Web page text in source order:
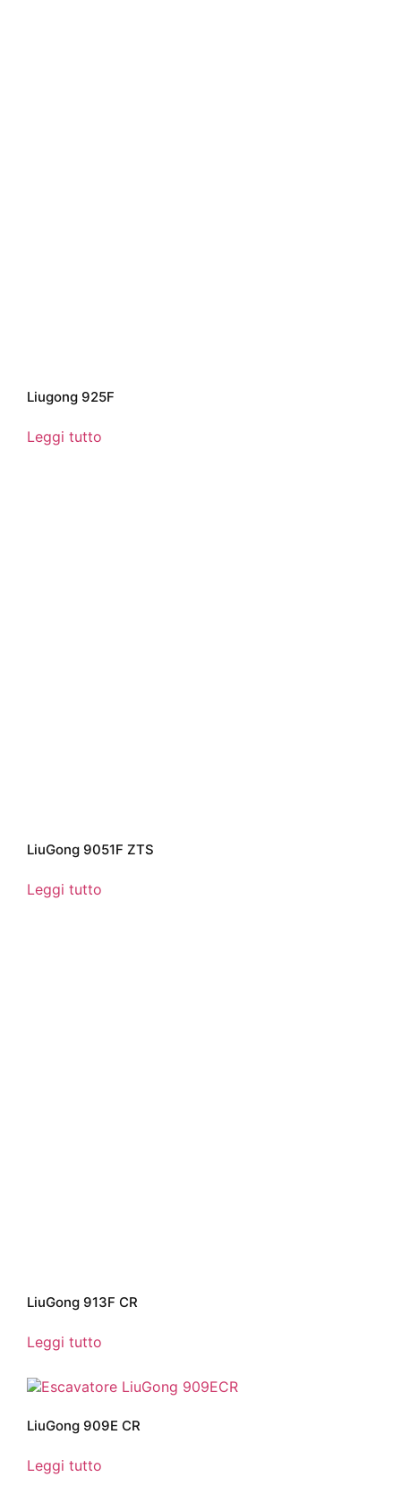
Liugong 925F
Leggi tutto
LiuGong 9051F ZTS
Leggi tutto
LiuGong 913F CR
Leggi tutto
LiuGong 909E CR
Leggi tutto